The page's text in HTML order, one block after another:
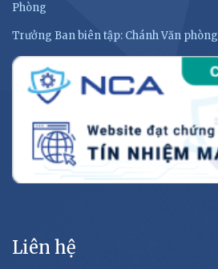
Phòng
Trưởng Ban biên tập: Chánh Văn phòng
Liên hệ